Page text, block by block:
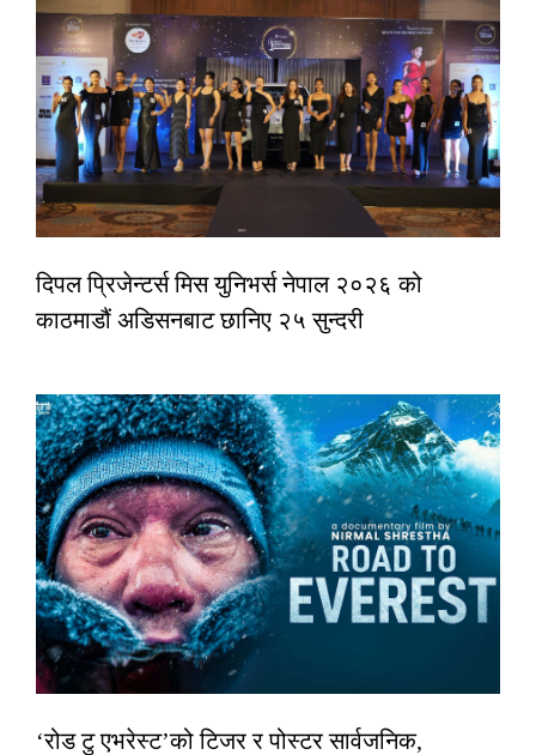
दिपल प्रिजेन्टर्स मिस युनिभर्स नेपाल २०२६ को
काठमाडौं अडिसनबाट छानिए २५ सुन्दरी
‘रोड टु एभरेस्ट’को टिजर र पोस्टर सार्वजनिक,